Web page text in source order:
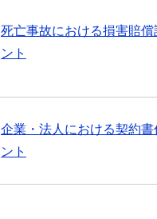
死亡事故における損害賠償
ント
企業・法人における契約書
ント